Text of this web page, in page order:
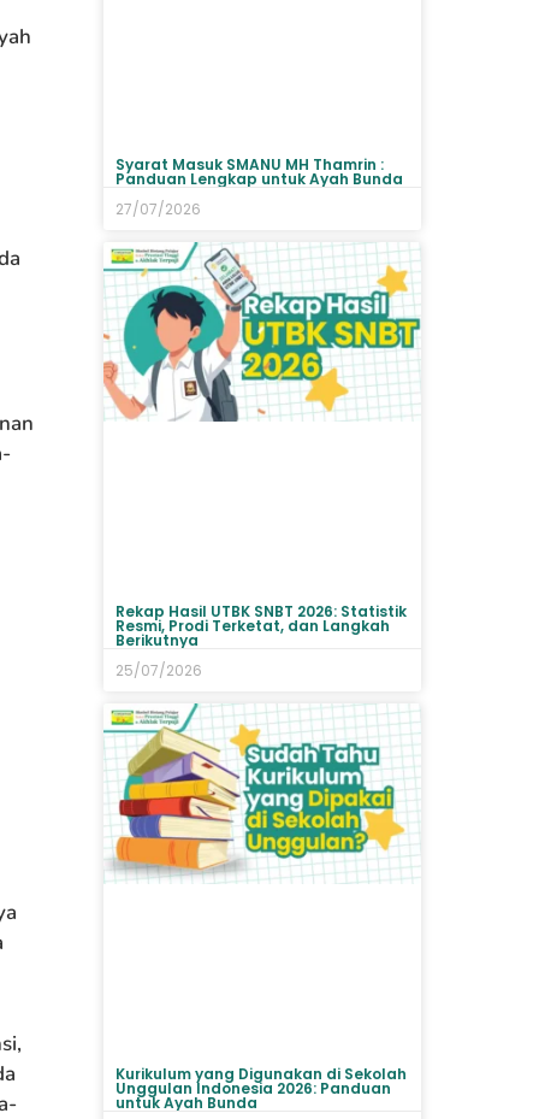
Syarat Masuk SMANU MH Thamrin :
Panduan Lengkap untuk Ayah Bunda
27/07/2026
Rekap Hasil UTBK SNBT 2026: Statistik
Resmi, Prodi Terketat, dan Langkah
Berikutnya
25/07/2026
Kurikulum yang Digunakan di Sekolah
Unggulan Indonesia 2026: Panduan
untuk Ayah Bunda